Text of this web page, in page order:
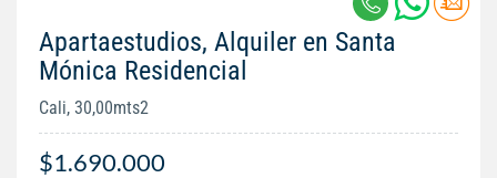
Apartaestudios, Alquiler en Santa
Mónica Residencial
Cali, 30,00mts2
$1.690.000